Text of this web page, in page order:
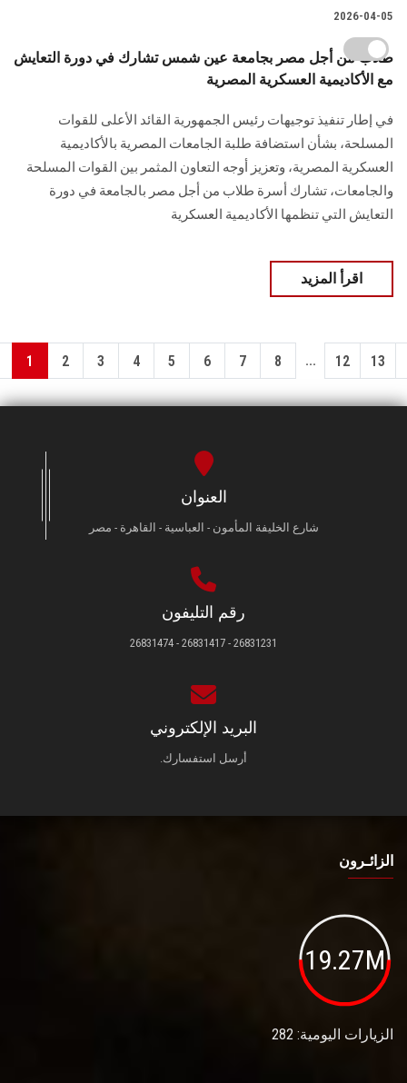
2026-04-05
طلاب من أجل مصر بجامعة عين شمس تشارك في دورة التعايش
مع الأكاديمية العسكرية المصرية
في إطار تنفيذ توجيهات رئيس الجمهورية القائد الأعلى للقوات
المسلحة، بشأن استضافة طلبة الجامعات المصرية بالأكاديمية
العسكرية المصرية، وتعزيز أوجه التعاون المثمر بين القوات المسلحة
والجامعات، تشارك أسرة طلاب من أجل مصر بالجامعة في دورة
التعايش التي تنظمها الأكاديمية العسكرية
اقرأ المزيد
1 2 3 4 5 6 7 8 ... 12 13
العنوان
شارع الخليفة المأمون - العباسية - القاهرة - مصر
رقم التليفون
26831231 - 26831417 - 26831474
البريد الإلكتروني
أرسل استفسارك.
الزائـرون
19.27M
الزيارات اليومية: 282